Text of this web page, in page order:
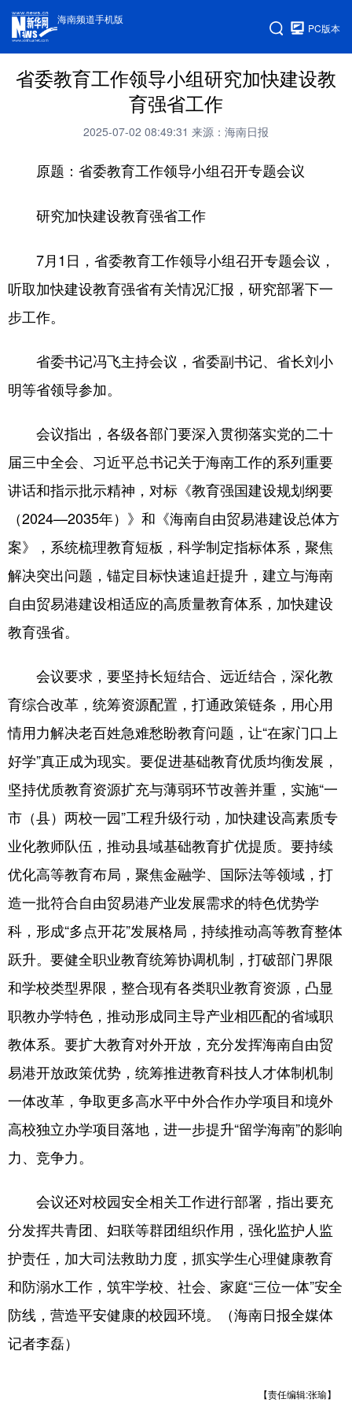
海南频道手机版
PC版本
省委教育工作领导小组研究加快建设教
育强省工作
2025-07-02 08:49:31 来源：海南日报
原题：省委教育工作领导小组召开专题会议
研究加快建设教育强省工作
7月1日，省委教育工作领导小组召开专题会议，
听取加快建设教育强省有关情况汇报，研究部署下一
步工作。
省委书记冯飞主持会议，省委副书记、省长刘小
明等省领导参加。
会议指出，各级各部门要深入贯彻落实党的二十
届三中全会、习近平总书记关于海南工作的系列重要
讲话和指示批示精神，对标《教育强国建设规划纲要
（2024—2035年）》和《海南自由贸易港建设总体方
案》，系统梳理教育短板，科学制定指标体系，聚焦
解决突出问题，锚定目标快速追赶提升，建立与海南
自由贸易港建设相适应的高质量教育体系，加快建设
教育强省。
会议要求，要坚持长短结合、远近结合，深化教
育综合改革，统筹资源配置，打通政策链条，用心用
情用力解决老百姓急难愁盼教育问题，让“在家门口上
好学”真正成为现实。要促进基础教育优质均衡发展，
坚持优质教育资源扩充与薄弱环节改善并重，实施“一
市（县）两校一园”工程升级行动，加快建设高素质专
业化教师队伍，推动县域基础教育扩优提质。要持续
优化高等教育布局，聚焦金融学、国际法等领域，打
造一批符合自由贸易港产业发展需求的特色优势学
科，形成“多点开花”发展格局，持续推动高等教育整体
跃升。要健全职业教育统筹协调机制，打破部门界限
和学校类型界限，整合现有各类职业教育资源，凸显
职教办学特色，推动形成同主导产业相匹配的省域职
教体系。要扩大教育对外开放，充分发挥海南自由贸
易港开放政策优势，统筹推进教育科技人才体制机制
一体改革，争取更多高水平中外合作办学项目和境外
高校独立办学项目落地，进一步提升“留学海南”的影响
力、竞争力。
会议还对校园安全相关工作进行部署，指出要充
分发挥共青团、妇联等群团组织作用，强化监护人监
护责任，加大司法救助力度，抓实学生心理健康教育
和防溺水工作，筑牢学校、社会、家庭“三位一体”安全
防线，营造平安健康的校园环境。（海南日报全媒体
记者李磊）
【责任编辑:张瑜】